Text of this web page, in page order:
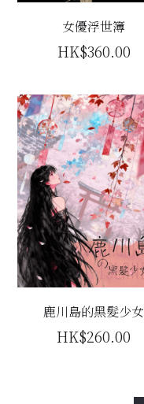
女優浮世簿
HK$360.00
鹿川島的黑髮少女
HK$260.00